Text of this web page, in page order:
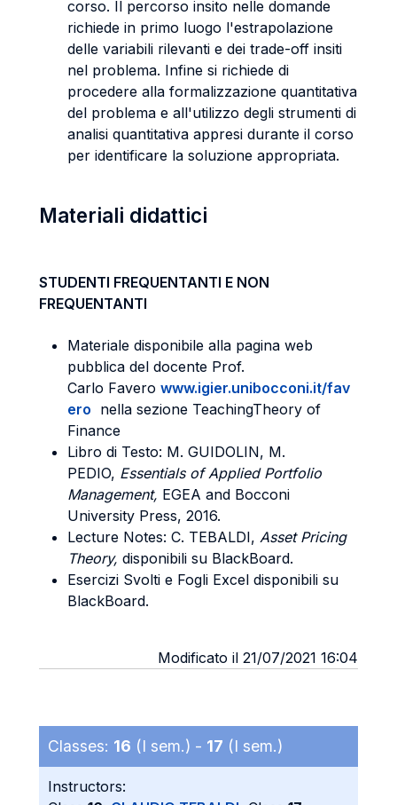
corso. Il percorso insito nelle domande
richiede in primo luogo l'estrapolazione
delle variabili rilevanti e dei trade-off insiti
nel problema. Infine si richiede di
procedere alla formalizzazione quantitativa
del problema e all'utilizzo degli strumenti di
analisi quantitativa appresi durante il corso
per identificare la soluzione appropriata.
Materiali didattici
STUDENTI FREQUENTANTI E NON
FREQUENTANTI
Materiale disponibile alla pagina web
pubblica del docente Prof.
Carlo Favero www.igier.unibocconi.it/fav
ero nella sezione TeachingTheory of
Finance
Libro di Testo: M. GUIDOLIN, M.
PEDIO, Essentials of Applied Portfolio
Management, EGEA and Bocconi
University Press, 2016.
Lecture Notes: C. TEBALDI, Asset Pricing
Theory, disponibili su BlackBoard.
Esercizi Svolti e Fogli Excel disponibili su
BlackBoard.
Modificato il 21/07/2021 16:04
Classes: 16 (I sem.) - 17 (I sem.)
Instructors: